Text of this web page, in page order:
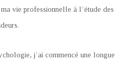
vie professionnelle à l’étude des
j’ai commencé une longue